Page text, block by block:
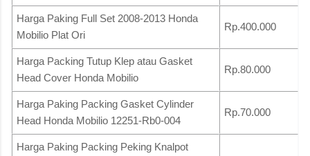
Harga Paking Full Set 2008-2013 Honda
Mobilio Plat Ori
Rp.400.000
Harga Packing Tutup Klep atau Gasket
Head Cover Honda Mobilio
Rp.80.000
Harga Paking Packing Gasket Cylinder
Head Honda Mobilio 12251-Rb0-004
Rp.70.000
Harga Paking Packing Peking Knalpot